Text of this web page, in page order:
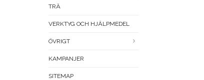
TRÄ
VERKTYG OCH HJÄLPMEDEL
ÖVRIGT
KAMPANJER
SITEMAP